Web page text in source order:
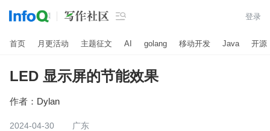
 登录
首页 月更活动 主题征文 AI golang 移动开发 Java 开源
LED 显示屏的节能效果
作者： Dylan
2024-04-30
广东